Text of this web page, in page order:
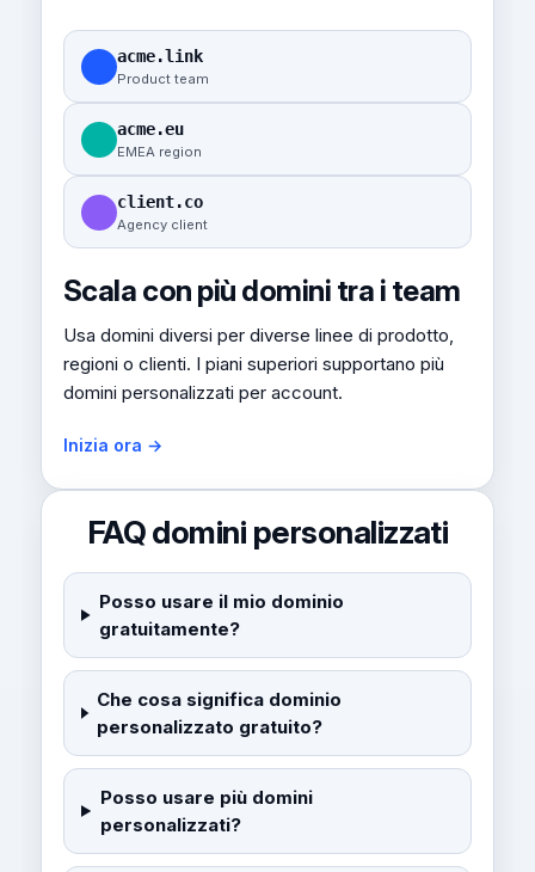
acme.link
Product team
acme.eu
EMEA region
client.co
Agency client
Scala con più domini tra i team
Usa domini diversi per diverse linee di prodotto,
regioni o clienti. I piani superiori supportano più
domini personalizzati per account.
Inizia ora →
FAQ domini personalizzati
Posso usare il mio dominio
gratuitamente?
Che cosa significa dominio
personalizzato gratuito?
Posso usare più domini
personalizzati?